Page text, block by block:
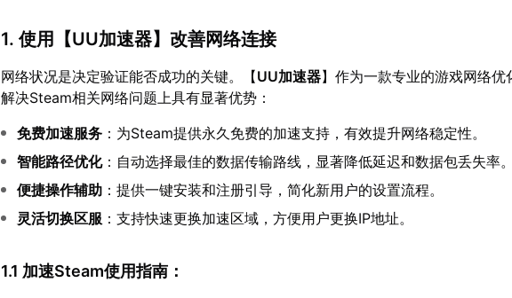
1. 使用【UU加速器】改善网络连接
网络状况是决定验证能否成功的关键。【UU加速器】作为一款专业的游戏网络优
解决Steam相关网络问题上具有显著优势：
免费加速服务 ：为Steam提供永久免费的加速支持，有效提升网络稳定性。
智能路径优化：自动选择最佳的数据传输路线，显著降低延迟和数据包丢失率
便捷操作辅助 ：提供一键安装和注册引导，简化新用户的设置流程。
灵活切换区服 ：支持快速更换加速区域，方便用户更换IP地址。
1.1 加速Steam使用指南：